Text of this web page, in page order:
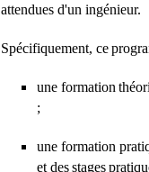
attendues d'un ingénieur.
Spécifiquement, ceprogra
une formation théo
;
une formation prati
et desstagespratiqu